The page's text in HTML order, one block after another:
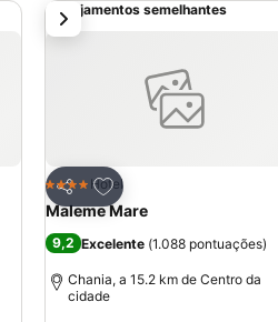
Alojamentos semelhantes
Partilhar
Adicionar aos favoritos
4 EstrelasHotel
Maleme Mare
9,2 Excelente (1.088 pontuações)
Chania, a 15.2 km de Centro da
cidade
próximo